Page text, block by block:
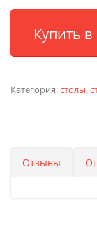
Купить в
Категория:столы,
Отзывы